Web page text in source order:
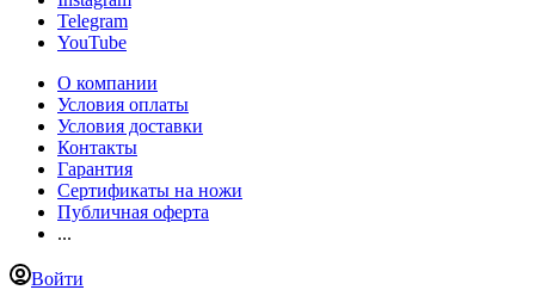
Telegram
YouTube
О компании
Условия оплаты
Условия доставки
Контакты
Гарантия
Сертификаты на ножи
Публичная оферта
...
Войти